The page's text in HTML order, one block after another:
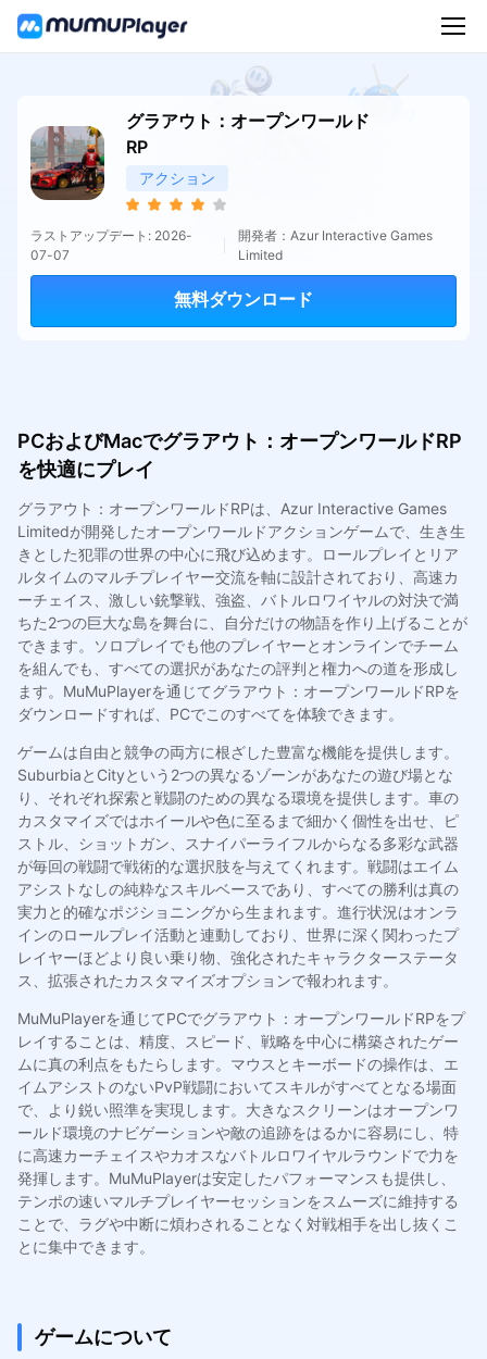
グラアウト：オープンワールド
RP
アクション
ラストアップデート: 2026-
07-07
開発者：Azur Interactive Games
Limited
無料ダウンロード
PCおよびMacでグラアウト：オープンワールドRP
を快適にプレイ
グラアウト：オープンワールドRPは、Azur Interactive Games
Limitedが開発したオープンワールドアクションゲームで、生き生
きとした犯罪の世界の中心に飛び込めます。ロールプレイとリア
ルタイムのマルチプレイヤー交流を軸に設計されており、高速カ
ーチェイス、激しい銃撃戦、強盗、バトルロワイヤルの対決で満
ちた2つの巨大な島を舞台に、自分だけの物語を作り上げることが
できます。ソロプレイでも他のプレイヤーとオンラインでチーム
を組んでも、すべての選択があなたの評判と権力への道を形成し
ます。MuMuPlayerを通じてグラアウト：オープンワールドRPを
ダウンロードすれば、PCでこのすべてを体験できます。
ゲームは自由と競争の両方に根ざした豊富な機能を提供します。
SuburbiaとCityという2つの異なるゾーンがあなたの遊び場とな
り、それぞれ探索と戦闘のための異なる環境を提供します。車の
カスタマイズではホイールや色に至るまで細かく個性を出せ、ピ
ストル、ショットガン、スナイパーライフルからなる多彩な武器
が毎回の戦闘で戦術的な選択肢を与えてくれます。戦闘はエイム
アシストなしの純粋なスキルベースであり、すべての勝利は真の
実力と的確なポジショニングから生まれます。進行状況はオンラ
インのロールプレイ活動と連動しており、世界に深く関わったプ
レイヤーほどより良い乗り物、強化されたキャラクターステータ
ス、拡張されたカスタマイズオプションで報われます。
MuMuPlayerを通じてPCでグラアウト：オープンワールドRPをプ
レイすることは、精度、スピード、戦略を中心に構築されたゲー
ムに真の利点をもたらします。マウスとキーボードの操作は、エ
イムアシストのないPvP戦闘においてスキルがすべてとなる場面
で、より鋭い照準を実現します。大きなスクリーンはオープンワ
ールド環境のナビゲーションや敵の追跡をはるかに容易にし、特
に高速カーチェイスやカオスなバトルロワイヤルラウンドで力を
発揮します。MuMuPlayerは安定したパフォーマンスも提供し、
テンポの速いマルチプレイヤーセッションをスムーズに維持する
ことで、ラグや中断に煩わされることなく対戦相手を出し抜くこ
とに集中できます。
ゲームについて